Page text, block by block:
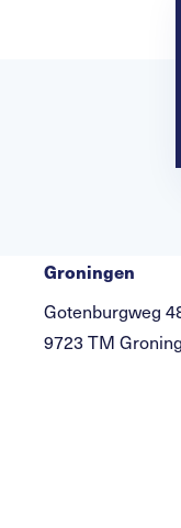
Groningen
Gotenburgweg
9723 TM